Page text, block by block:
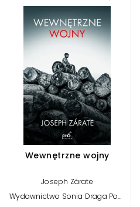
Wewnętrzne wojny
Joseph Zárate
Wydawnictwo Sonia Draga Post